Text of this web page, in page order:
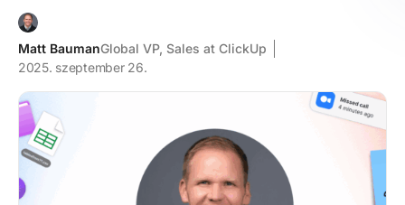
Matt BaumanGlobal VP, Sales at ClickUp
2025. szeptember 26.